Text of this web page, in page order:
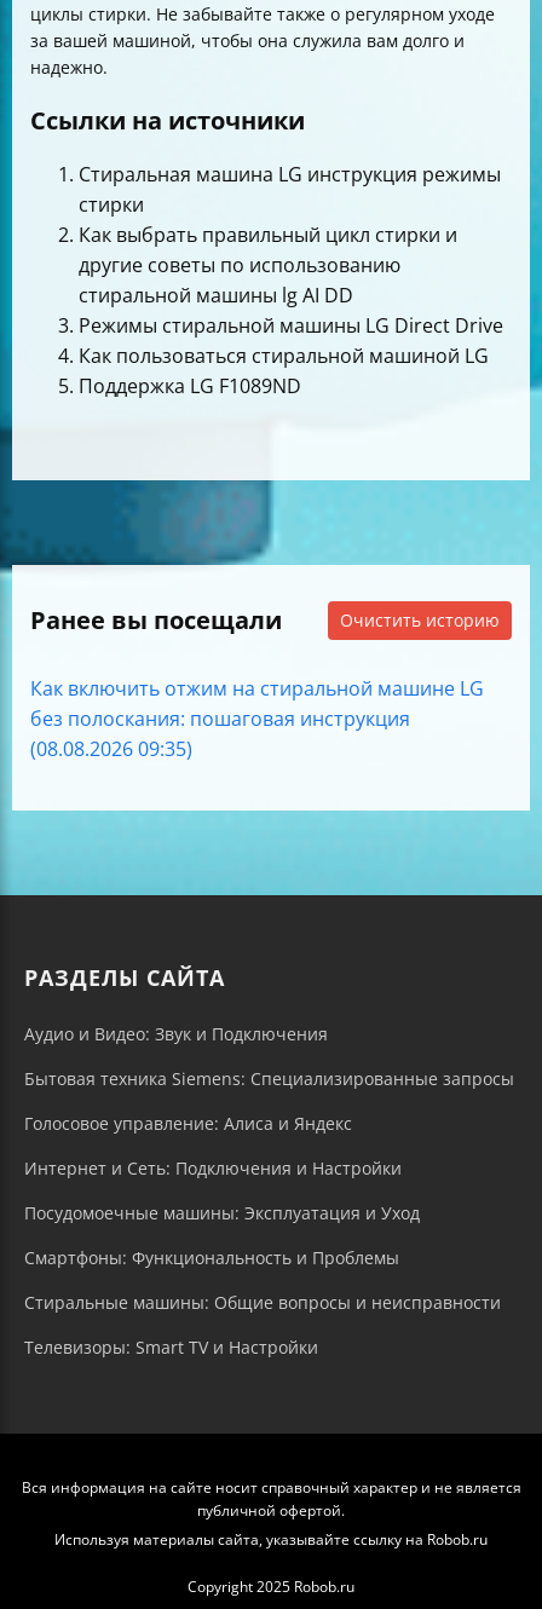
циклы стирки. Не забывайте также о регулярном уходе
за вашей машиной, чтобы она служила вам долго и
надежно.
Ссылки на источники
Стиральная машина LG инструкция режимы
стирки
Как выбрать правильный цикл стирки и
другие советы по использованию
стиральной машины lg AI DD
Режимы стиральной машины LG Direct Drive
Как пользоваться стиральной машиной LG
Поддержка LG F1089ND
Ранее вы посещали Очистить историю
Как включить отжим на стиральной машине LG
без полоскания: пошаговая инструкция
(08.08.2026 09:35)
РАЗДЕЛЫ САЙТА
Аудио и Видео: Звук и Подключения
Бытовая техника Siemens: Специализированные запросы
Голосовое управление: Алиса и Яндекс
Интернет и Сеть: Подключения и Настройки
Посудомоечные машины: Эксплуатация и Уход
Смартфоны: Функциональность и Проблемы
Стиральные машины: Общие вопросы и неисправности
Телевизоры: Smart TV и Настройки
Вся информация на сайте носит справочный характер и не является
публичной офертой.
Используя материалы сайта, указывайте ссылку на Robob.ru
Copyright 2025 Robob.ru